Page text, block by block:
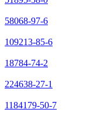
58068-97-6
109213-85-6
18784-74-2
224638-27-1
1184179-50-7